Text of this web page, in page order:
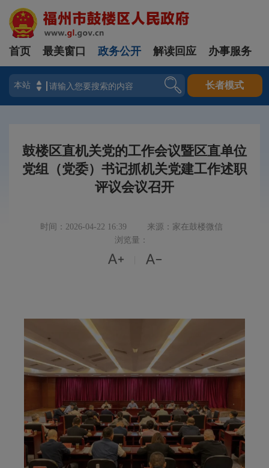
登录
首页 最美窗口 政务公开 解读回应 办事服务
长者模式
鼓楼区直机关党的工作会议暨区直单位
党组（党委）书记抓机关党建工作述职
评议会议召开
时间：2026-04-22 16:39
来源：家在鼓楼微信
浏览量：
 